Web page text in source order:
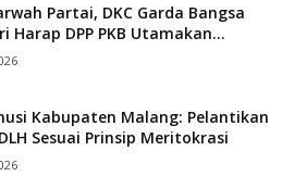
Partai, DKC Garda Bangsa
Harap DPP PKB Utamakan...
Kabupaten Malang: Pelantikan
Sesuai Prinsip Meritokrasi